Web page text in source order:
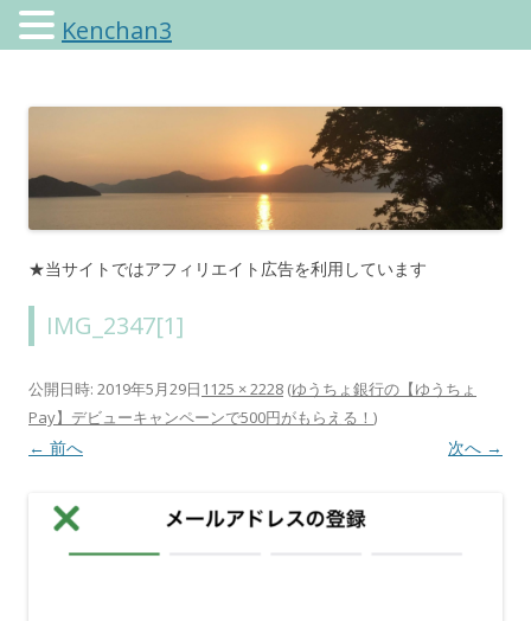
けんちゃんさんのブログ
★当サイトではアフィリエイト広告を利用しています
IMG_2347[1]
公開日時: 2019年5月29日 1125 × 2228 (ゆうちょ銀行の【ゆうちょ
Pay】デビューキャンペーンで500円がもらえる！ )
← 前へ 次へ →
Kenchan3